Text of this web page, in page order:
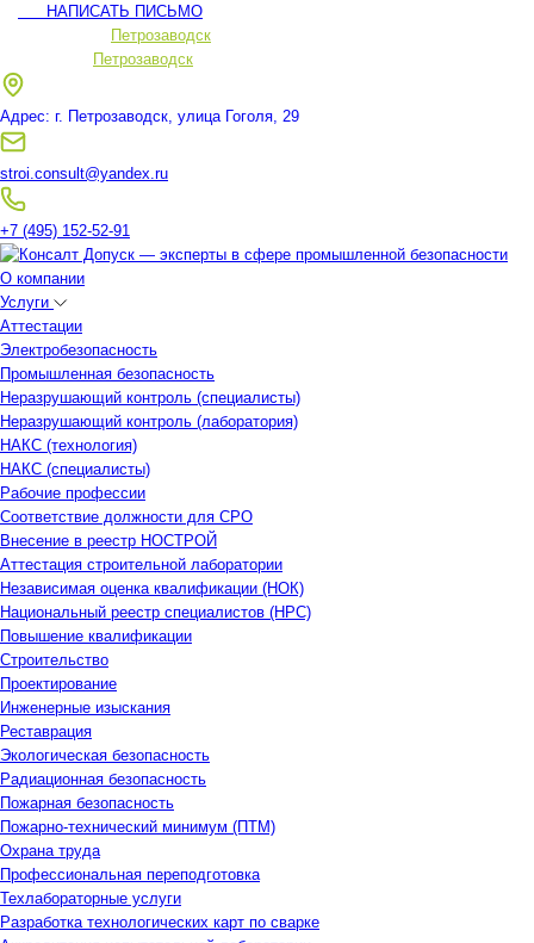
НАПИСАТЬ ПИСЬМО
Петрозаводск
Петрозаводск
Адрес: г. Петрозаводск, улица Гоголя, 29
stroi.consult@yandex.ru
+7 (495) 152-52-91
О компании
Услуги
Аттестации
Электробезопасность
Промышленная безопасность
Неразрушающий контроль (специалисты)
Неразрушающий контроль (лаборатория)
НАКС (технология)
НАКС (специалисты)
Рабочие профессии
Соответствие должности для СРО
Внесение в реестр НОСТРОЙ
Аттестация строительной лаборатории
Независимая оценка квалификации (НОК)
Национальный реестр специалистов (НРС)
Повышение квалификации
Строительство
Проектирование
Инженерные изыскания
Реставрация
Экологическая безопасность
Радиационная безопасность
Пожарная безопасность
Пожарно-технический минимум (ПТМ)
Охрана труда
Профессиональная переподготовка
Техлабораторные услуги
Разработка технологических карт по сварке